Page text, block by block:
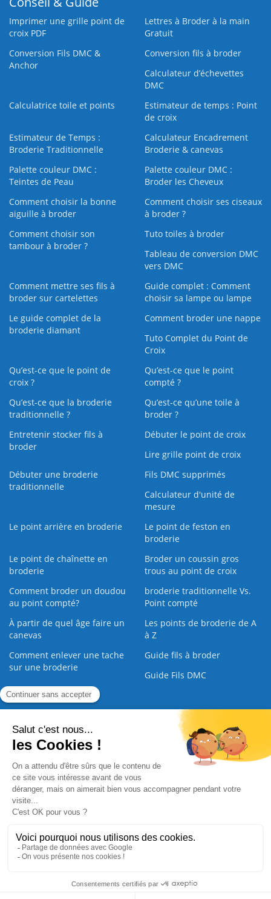
Imprimer une grille point de
croix PDF
Lettres à Broder à la main
Gratuit
Conversion Fils DMC &
Anchor
Conversion fils à broder
Calculateur d’échevettes
DMC
Calculatrice toile et points
Estimateur de temps : Point
de croix
Estimateur de Temps :
Broderie Traditionnelle
Calculateur Encadrement
Broderie & canevas
Palette couleur DMC :
Teintes de Peau
Palette couleur DMC :
Broder les Cheveux
Comment choisir la bonne
aiguille à broder
Comment choisir ses ciseaux
à broder ?
Comment choisir son
tambour à broder ?
Tuto toiles à broder
Tableau de conversion DMC
vers DMC
Comment mettre ses fils à
broder sur cartelettes
Guide complet : Comment
choisir sa lampe ou lampe
Le guide complet de la
broderie diamant
Comment broder une nappe
Tuto Complet du Point de
Croix
Qu’est-ce que le point de
croix ?
Qu’est-ce que le point
compté ?
Qu’est-ce que la broderie
traditionnelle ?
Qu’est‑ce qu’une toile à
broder ?
Entretenir stocker fils à
broder
Débuter le point de croix
Lire grille point de croix
Débuter une broderie
traditionnelle
Fils DMC supprimés
Calculateur d'unité de
mesure
Le point arrière en broderie
Le point de feston en
broderie
Le point de chaînette en
broderie
Broder un coussin gros
trous au point de croix
Comment broder un doudou
au point compté?
broderie traditionnelle Vs.
Point compté
À partir de quel âge faire un
canevas
Les points de broderie de A
à Z
Comment enlever une tache
sur une broderie
Guide fils à broder
Guide Fils DMC
Guide de la Broderie
Commande Papier Qui sommes nous Nous contacter |
Paiement sécurisé
2008 - 2026 © CreaMagic. ALL Rights Reserved.